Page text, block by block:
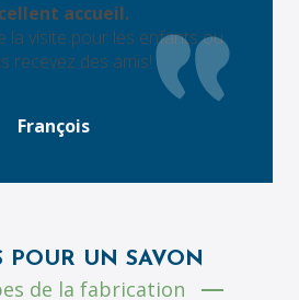
accueil.
la visite pour les enfants ou
recevez des amis!
François
POUR UN SAVON
de la fabrication